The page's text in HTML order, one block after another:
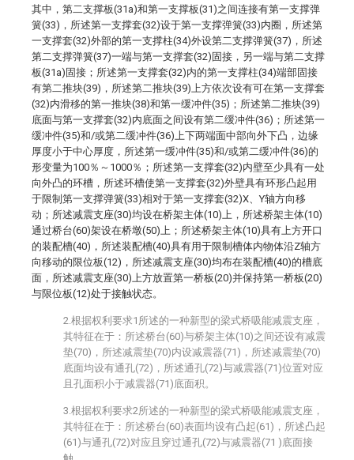
其中，第二支撑板(31a)和第一支撑板(31)之间连接有第一支撑弹
簧(33)，所述第一支撑套(32)设于第一支撑弹簧(33)内圈，所述第
一支撑套(32)外部的第一支撑柱(34)外设第二支撑弹簧(37)，所述
第二支撑弹簧(37)一端与第一支撑套(32)固接，另一端与第二支撑
板(31a)固接；所述第一支撑套(32)内的第一支撑柱(34)端部固接
有第二推块(39)，所述第二推块(39)上方依次设有可在第一支撑套
(32)内滑移的第一推块(38)和第一缓冲件(35)；所述第二推块(39)
底面与第一支撑套(32)内底面之间设有第二缓冲件(36)；所述第一
缓冲件(35)和/或第二缓冲件(36)上下两端面中部向外下凸，边缘
厚度小于中心厚度，所述第一缓冲件(35)和/或第二缓冲件(36)的
形变量为100％～1000％；所述第一支撑套(32)内壁至少具有一处
向外凸的环槽，所述环槽使第一支撑套(32)外壁具有环形凸起用
于限制第一支撑弹簧(33)相对于第一支撑套(32)X、Y轴方向移
动；所述减震支座(30)均设在桥架主体(10)上，所述桥架主体(10)
通过桥台(60)架设在桥墩(50)上；所述桥架主体(10)具有上方开口
的装配槽(40)，所述装配槽(40)具有用于限制槽体内物体沿Z轴方
向移动的限位板(12)，所述减震支座(30)均布在装配槽(40)的槽底
面，所述减震支座(30)上方放置第一桥板(20)并保持第一桥板(20)
与限位板(12)处于接触状态。
2.根据权利要求1所述的一种新型的梁式桥吸能减震支座，
其特征在于：所述桥台(60)与桥架主体(10)之间还设有减震
垫(70)，所述减震垫(70)内设减震器(71)，所述减震垫(70)
底面均设有通孔(72)，所述通孔(72)与减震器(71)位置对应
且孔面积小于减震器(71)底面积。
3.根据权利要求2所述的一种新型的梁式桥吸能减震支座，
其特征在于：所述桥台(60)表面均设有凸起(61)，所述凸起
(61)与通孔(72)对应且穿过通孔(72)与减震器(71 )底面接